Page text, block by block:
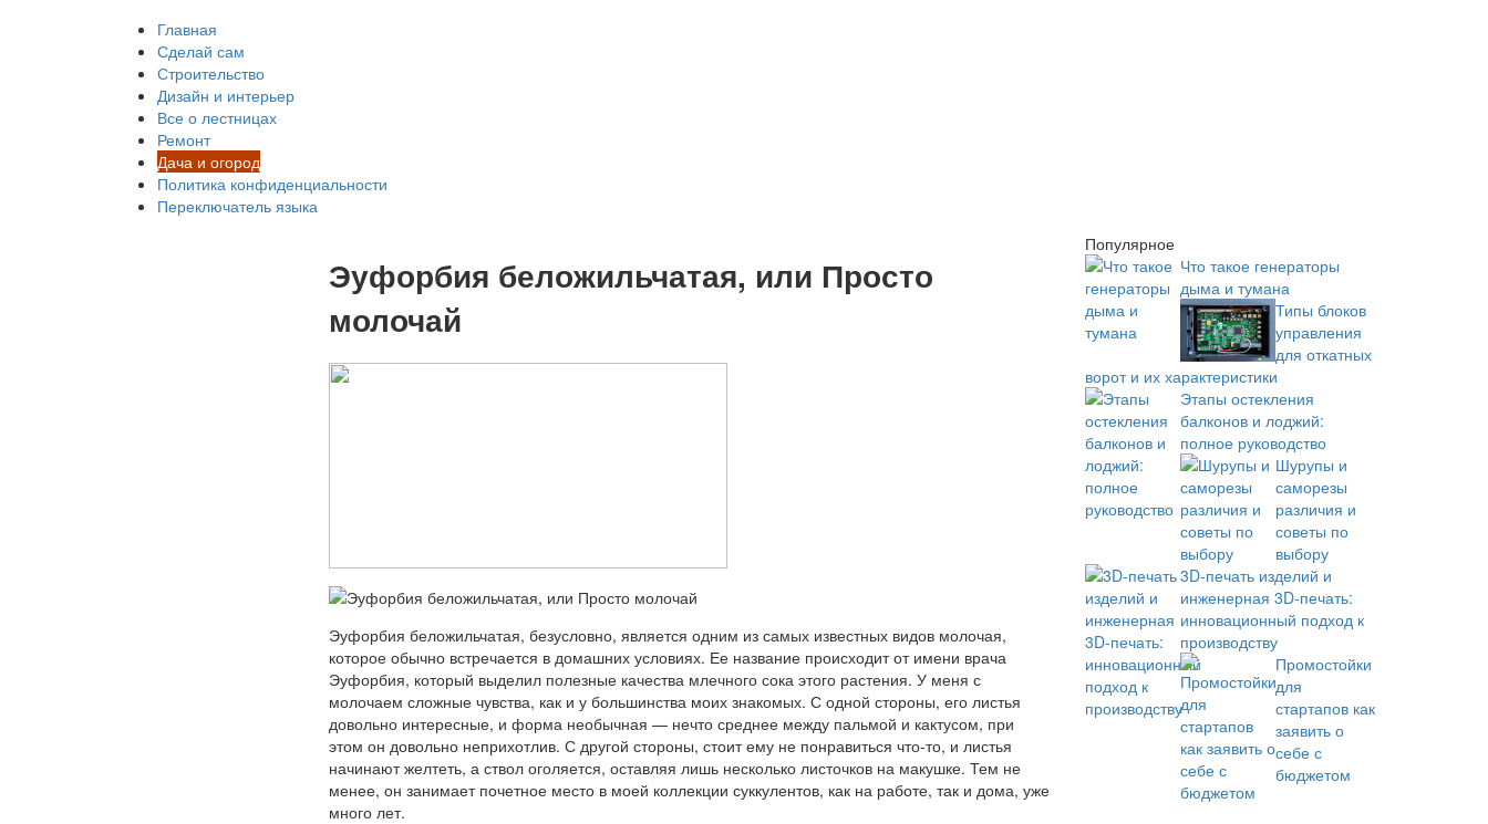
Главная
Сделай сам
Строительство
Дизайн и интерьер
Все о лестницах
Ремонт
Дача и огород
Политика конфиденциальности
Переключатель языка
Эуфорбия беложильчатая, или Просто
молочай
Эуфорбия беложильчатая, безусловно, является одним из самых известных видов молочая,
которое обычно встречается в домашних условиях. Ее название происходит от имени врача
Эуфорбия, который выделил полезные качества млечного сока этого растения. У меня с
молочаем сложные чувства, как и у большинства моих знакомых. С одной стороны, его листья
довольно интересные, и форма необычная — нечто среднее между пальмой и кактусом, при
этом он довольно неприхотлив. С другой стороны, стоит ему не понравиться что-то, и листья
начинают желтеть, а ствол оголяется, оставляя лишь несколько листочков на макушке. Тем не
менее, он занимает почетное место в моей коллекции суккулентов, как на работе, так и дома, уже
много лет.
Популярное
Что такое генераторы
дыма и тумана
Типы блоков
управления
для откатных
ворот и их характеристики
Этапы остекления
балконов и лоджий:
полное руководство
Шурупы и
саморезы
различия и
советы по
выбору
3D-печать изделий и
инженерная 3D-печать:
инновационный подход к
производству
Промостойки
для
стартапов как
заявить о
себе с
бюджетом